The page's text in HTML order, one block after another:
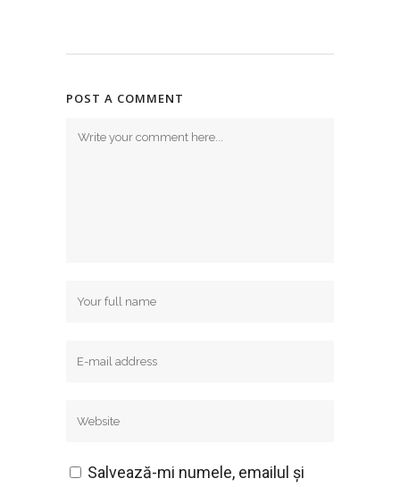
POST A COMMENT
Salvează-mi numele, emailul și